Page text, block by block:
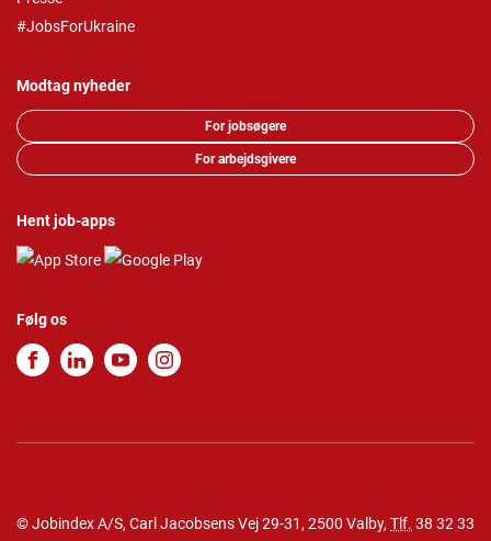
#JobsForUkraine
Modtag nyheder
For jobsøgere
For arbejdsgivere
Hent job-apps
Følg os
© Jobindex A/S, Carl Jacobsens Vej 29-31, 2500 Valby, Tlf. 38 32 33